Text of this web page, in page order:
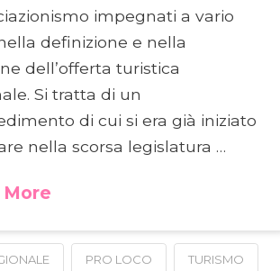
impegnati a vario
definizione e nella
dell’offerta turistica
Si tratta di un
di cui si era già iniziato
nella scorsa legislatura …
More
PRO LOCO TURISMO